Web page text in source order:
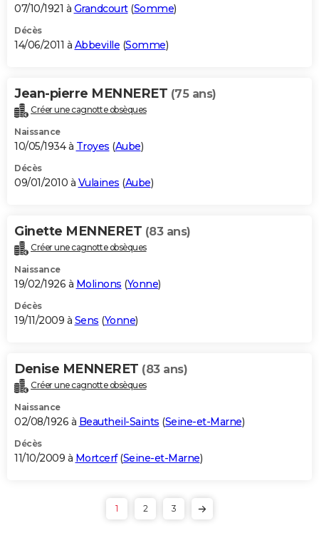
07/10/1921 à Grandcourt(Somme)
Décès
14/06/2011 à Abbeville (Somme)
Jean-pierre MENNERET (75 ans)
Créer une cagnotte obsèques
Naissance
10/05/1934 à Troyes (Aube)
Décès
09/01/2010 à Vulaines (Aube)
Ginette MENNERET (83 ans)
Créer une cagnotte obsèques
Naissance
19/02/1926 à Molinons (Yonne)
Décès
19/11/2009 à Sens (Yonne)
Denise MENNERET (83 ans)
Créer une cagnotte obsèques
Naissance
02/08/1926 à Beautheil-Saints (Seine-et-Marne)
Décès
11/10/2009 à Mortcerf(Seine-et-Marne)
1 2 3